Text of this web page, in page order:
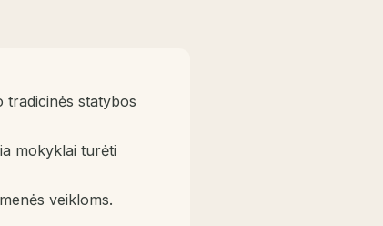
tradicinės statybos
mokyklai turėti
veikloms.